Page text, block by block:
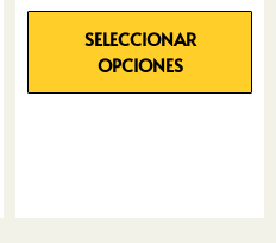
SELECCIONAR
OPCIONES